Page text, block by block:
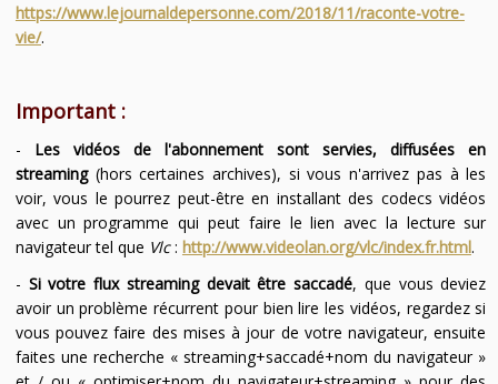
https://www.lejournaldepersonne.com/2018/11/raconte-votre-
vie/.
Important :
- Les vidéos de l'abonnement sont servies, diffusées en
streaming(hors certaines archives), si vous n'arrivez pas à les
voir, vous le pourrez peut-être en installant des codecs vidéos
avec un programme qui peut faire le lien avec la lecture sur
navigateur tel que Vlc: http://www.videolan.org/vlc/index.fr.html.
- Si votre flux streaming devait être saccadé, que vous deviez
avoir un problème récurrent pour bien lire les vidéos, regardez si
vous pouvez faire des mises à jour de votre navigateur, ensuite
faites une recherche « streaming+saccadé+nom du navigateur »